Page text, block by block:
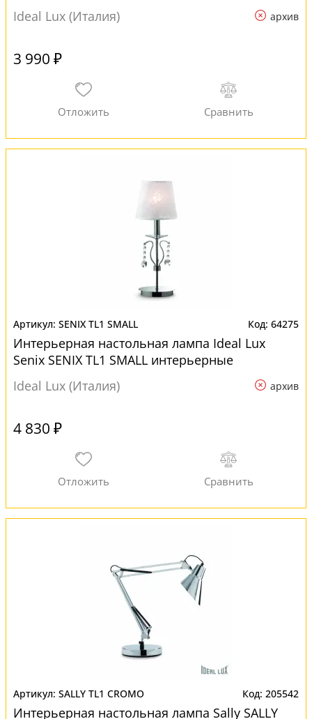
Ideal Lux (Италия)
архив
3 990 ₽
SENIX TL1 SMALL 64275
Интерьерная настольная лампа Ideal Lux
Senix SENIX TL1 SMALL интерьерные
Ideal Lux (Италия)
архив
4 830 ₽
SALLY TL1 CROMO 205542
Интерьерная настольная лампа Sally SALLY